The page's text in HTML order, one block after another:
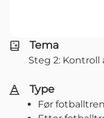
Tema
Steg 2:
Type
Før